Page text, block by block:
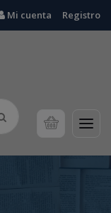
Mi cuenta Registro